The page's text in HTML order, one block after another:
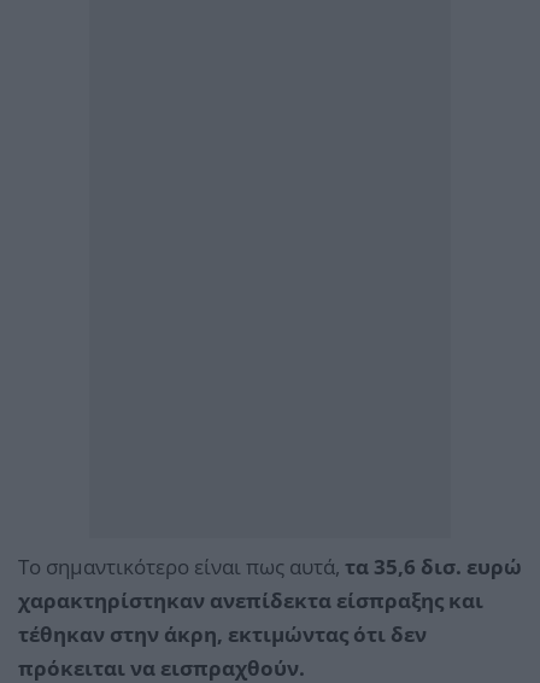
Το σημαντικότερο είναι πως αυτά, τα 35,6 δισ. ευρώ
χαρακτηρίστηκαν ανεπίδεκτα είσπραξης και
τέθηκαν στην άκρη, εκτιμώντας ότι δεν
πρόκειται να εισπραχθούν.